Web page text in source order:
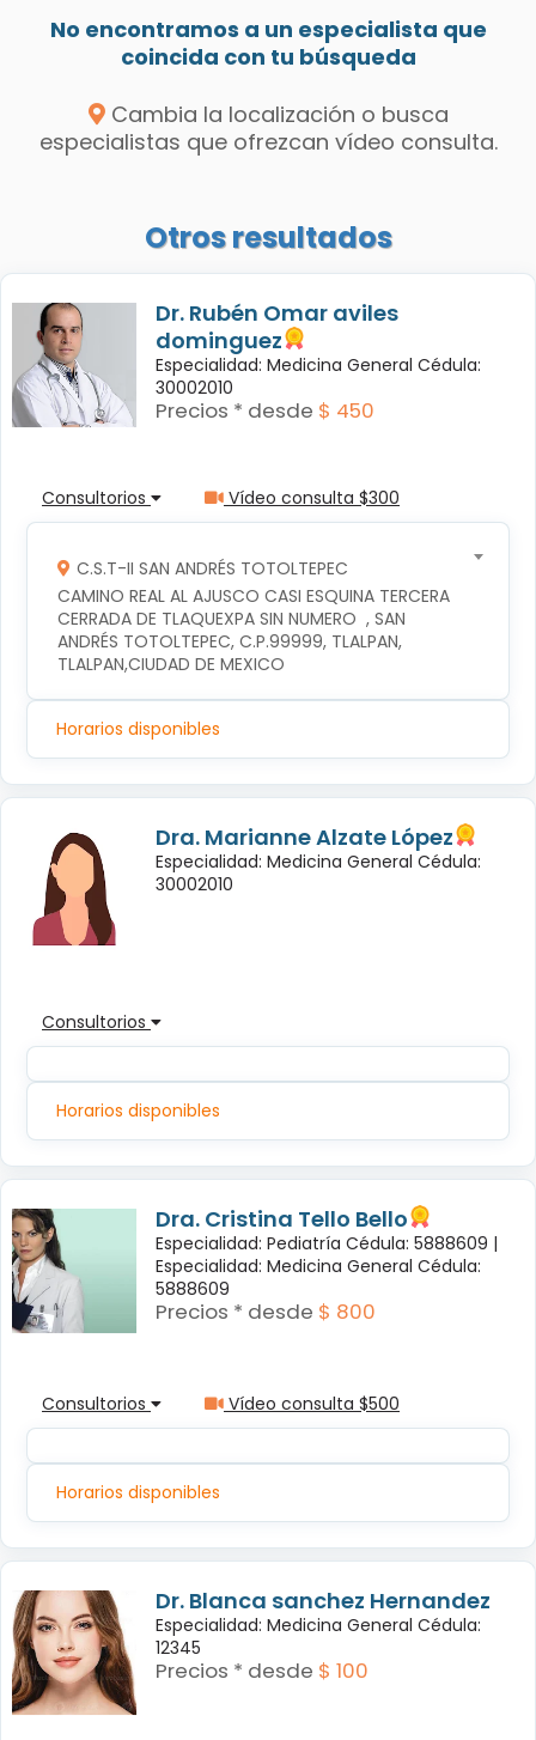
No encontramos a un especialista que
coincida con tu búsqueda
Cambia la localización o busca
especialistas que ofrezcan vídeo consulta.
Otros resultados
Dr. Rubén Omar aviles
dominguez
Especialidad: Medicina General Cédula:
30002010
Precios * desde $ 450
Consultorios Vídeo consulta $300
C.S.T-II SAN ANDRÉS TOTOLTEPEC
CAMINO REAL AL AJUSCO CASI ESQUINA TERCERA
CERRADA DE TLAQUEXPA SIN NUMERO  , SAN
ANDRÉS TOTOLTEPEC, C.P.99999, TLALPAN,
TLALPAN,CIUDAD DE MEXICO
Horarios disponibles
Dra. Marianne Alzate López
Especialidad: Medicina General Cédula:
30002010
Consultorios
Horarios disponibles
Dra. Cristina Tello Bello
Especialidad: Pediatría Cédula: 5888609 |
Especialidad: Medicina General Cédula:
5888609
Precios * desde $ 800
Consultorios Vídeo consulta $500
Horarios disponibles
Dr. Blanca sanchez Hernandez
Especialidad: Medicina General Cédula:
12345
Precios * desde $ 100